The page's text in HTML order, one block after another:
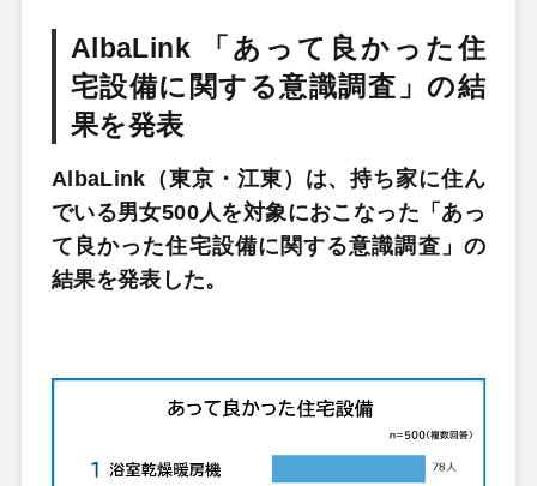
AlbaLink 「あって良かった住
宅設備に関する意識調査」の結
果を発表
AlbaLink（東京・江東）は、持ち家に住ん
でいる男女500人を対象におこなった「あっ
て良かった住宅設備に関する意識調査」の
結果を発表した。